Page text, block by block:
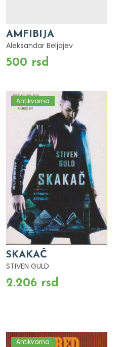
AMFIBIJA
Aleksandar Beljajev
500 rsd
Antikvarna
SKAKAČ
STIVEN GULD
2.206 rsd
Antikvarna